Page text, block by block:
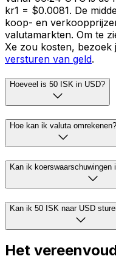
kr1 = $0.0081. De
koop- en
valutamarkten. Om te
Xe zou kosten, bezoek
versturen van geld.
Hoeveel is 50 ISK in USD?
Hoe kan ik valuta omrekenen?
Kan ik koerswaarschuwingen
Kan ik 50 ISK naar USD
Het